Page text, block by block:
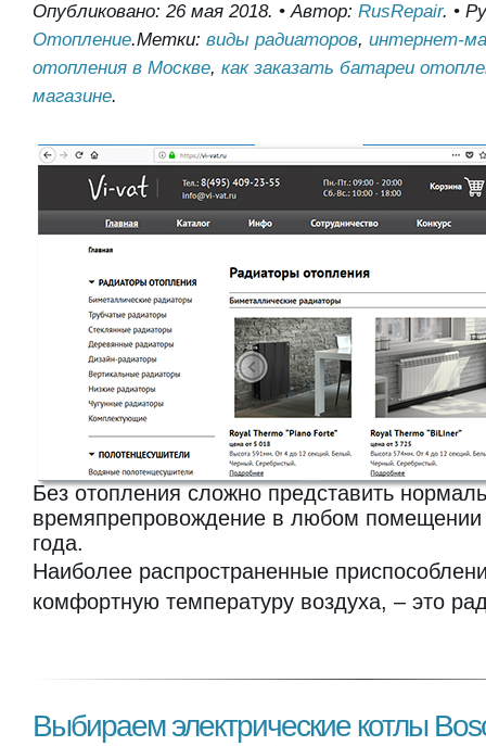
Опубликовано: 26 мая 2018. •Автор: RusRepair. •
Отопление.Метки: виды радиаторов, интернет-
отопления в Москве, как заказать батареи
магазине.
Без отопления сложно представить
времяпрепровождение в любом
года.
Наиболее распространенные
комфортную температуру воздуха, – это
Выбираем электрические котлы